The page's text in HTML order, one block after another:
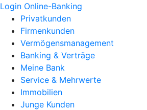
Login Online-Banking
Privatkunden
Firmenkunden
Vermögensmanagement
Banking & Verträge
Meine Bank
Service & Mehrwerte
Immobilien
Junge Kunden